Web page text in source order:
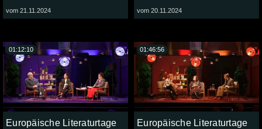
vom 21.11.2024 vom 20.11.2024
Europäische Literaturtage
01:12:10
Europäische Literaturtage
01:46:56